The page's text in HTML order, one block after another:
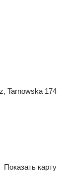
Tarnowska 174
Показать карту